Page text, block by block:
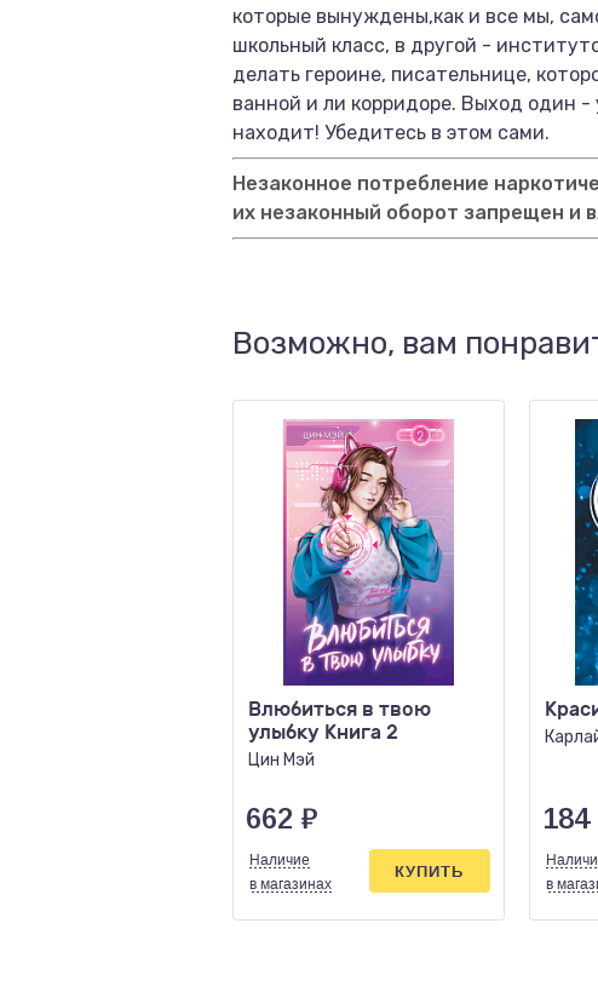
которые вынуждены,как и все мы,
школьный класс, в другой -
делать героине, писательнице,
ванной и ли корридоре. Выход один
находит! Убедитесь в этом сами.
Незаконное потребление
их незаконный оборот запрещен и
Возможно, вам
Влюбиться в твою
улыбку Книга 2
Цин Мэй
662 ₽
Наличие
в магазинах
КУПИТЬ
184
в